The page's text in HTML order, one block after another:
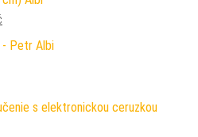
cena byla: 179 Kč.
- Petr Albi
byla: 65 Kč.
s elektronickou ceruzkou